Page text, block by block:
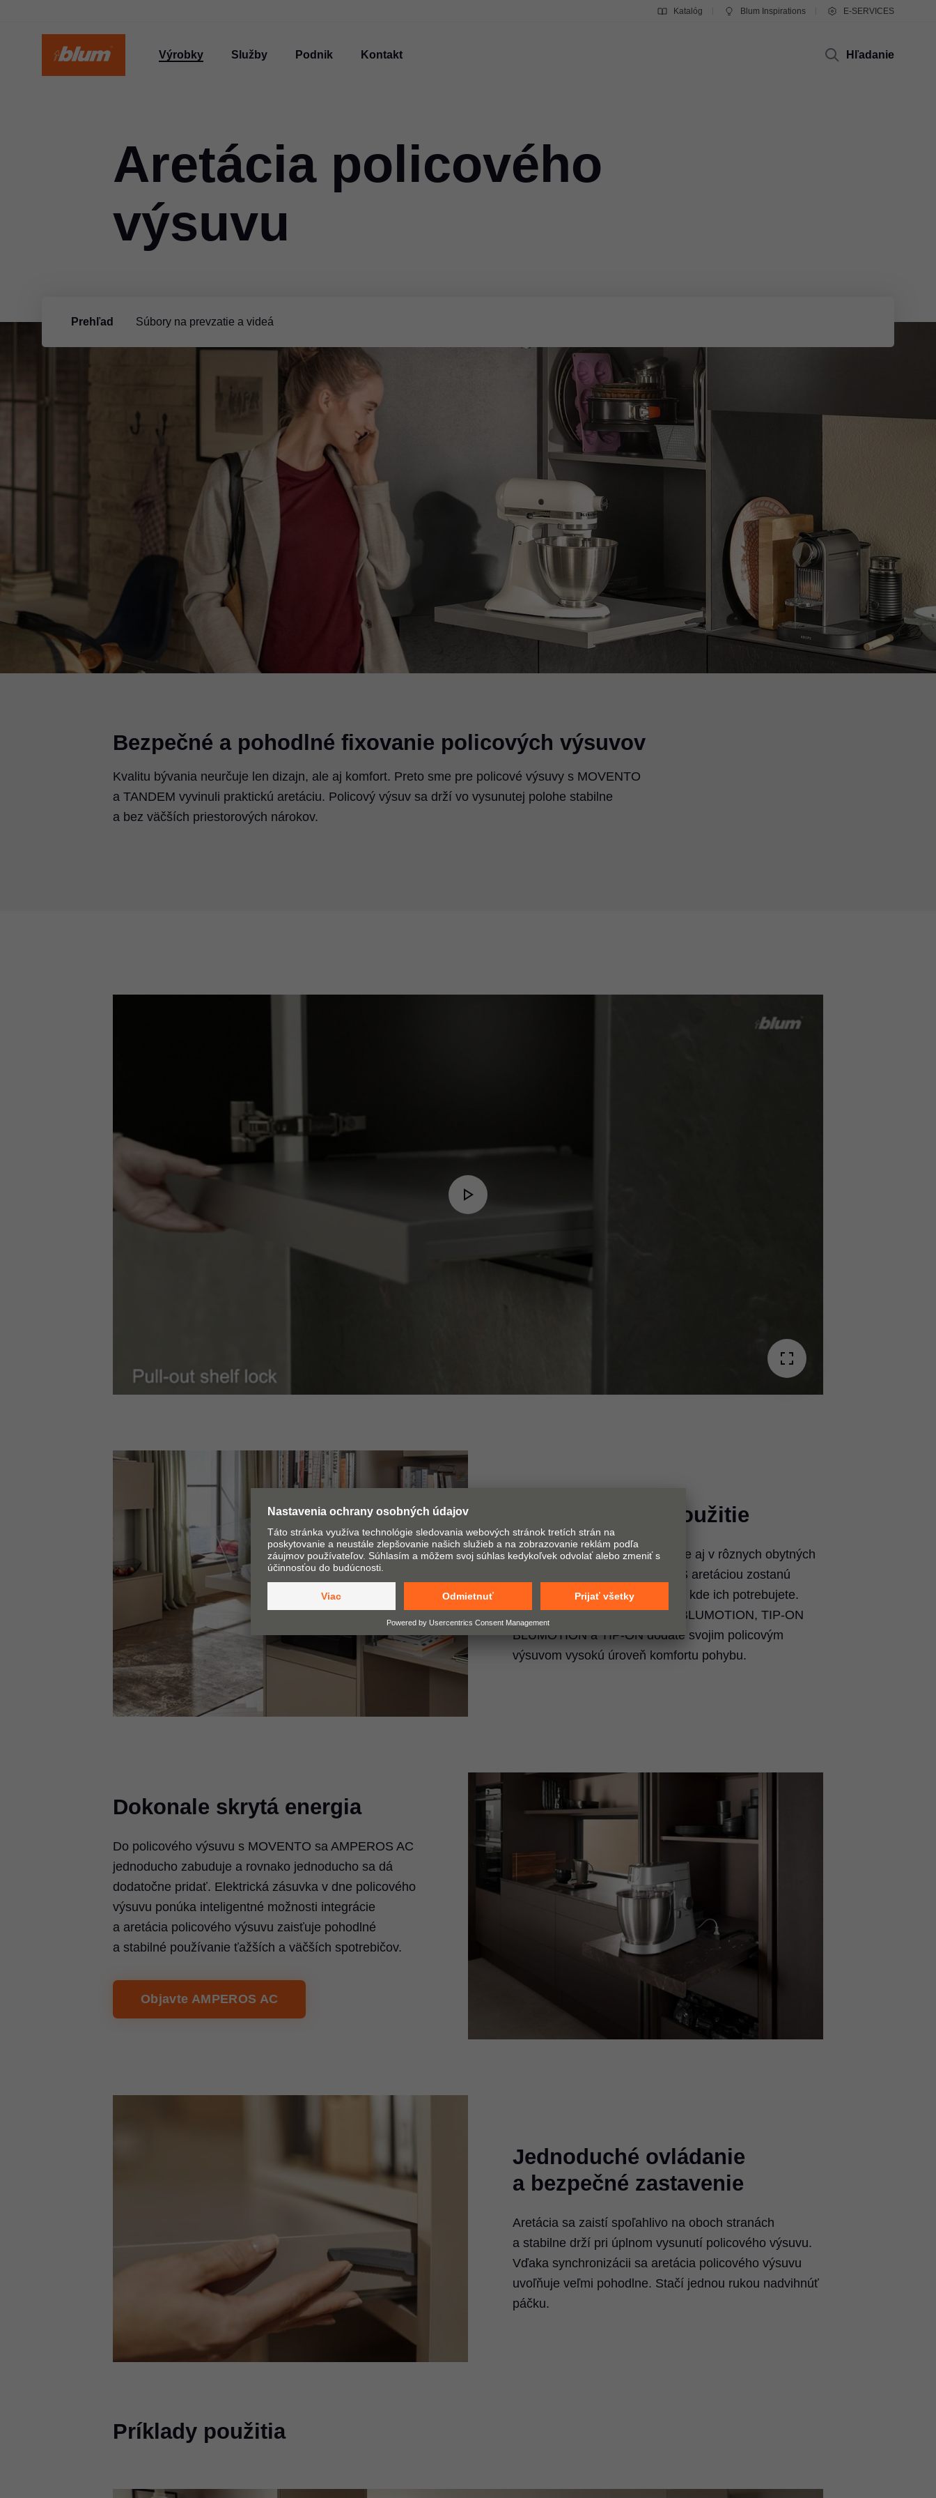
Katalóg Blum Inspirations E-SERVICES
Výrobky Služby Podnik Kontakt Hľadanie
Prehľad Súbory na prevzatie a videá
Aretácia policového
výsuvu
Bezpečné a pohodlné fixovanie policových výsuvov
Kvalitu bývania neurčuje len dizajn, ale aj komfort. Preto sme pre policové výsuvy s MOVENTO
a TANDEM vyvinuli praktickú aretáciu. Policový výsuv sa drží vo vysunutej polohe stabilne
a bez väčších priestorových nárokov.
Play
Mnohostranné použitie
Nielen v kuchyni a v kúpeľni, ale aj v rôznych obytných
a hospodárskych priestoroch. S aretáciou zostanú
policové výsuvy bezpečne tam, kde ich potrebujete.
Našimi technológiami pohybu BLUMOTION, TIP-ON
BLUMOTION a TIP-ON dodáte svojim policovým
výsuvom vysokú úroveň komfortu pohybu.
Dokonale skrytá energia
Do policového výsuvu s MOVENTO sa AMPEROS AC
jednoducho zabuduje a rovnako jednoducho sa dá
dodatočne pridať. Elektrická zásuvka v dne policového
výsuvu ponúka inteligentné možnosti integrácie
a aretácia policového výsuvu zaisťuje pohodlné
a stabilné používanie ťažších a väčších spotrebičov.
Objavte AMPEROS AC
Jednoduché ovládanie
a bezpečné zastavenie
Aretácia sa zaistí spoľahlivo na oboch stranách
a stabilne drží pri úplnom vysunutí policového výsuvu.
Vďaka synchronizácii sa aretácia policového výsuvu
uvoľňuje veľmi pohodlne. Stačí jednou rukou nadvihnúť
páčku.
Príklady použitia